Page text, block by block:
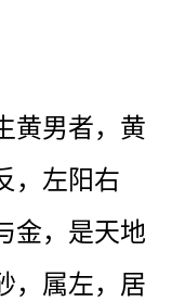
黄男者，黄
，左阳右
金，是天地
，属左，居